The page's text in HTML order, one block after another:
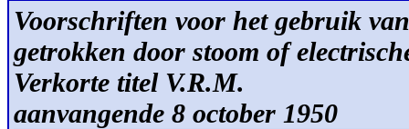
Voorschriften voor het gebruik
getrokken door stoom of
Verkorte titel V.R.M.
aanvangende 8 october 1950